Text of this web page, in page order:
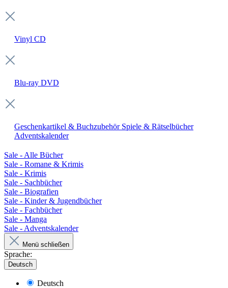
Vinyl CD
Blu-ray DVD
Geschenkartikel & Buchzubehör Spiele & Rätselbücher
Adventskalender
Sale - Alle Bücher
Sale - Romane & Krimis
Sale - Krimis
Sale - Sachbücher
Sale - Biografien
Sale - Kinder & Jugendbücher
Sale - Fachbücher
Sale - Manga
Sale - Adventskalender
Menü schließen
Sprache:
Deutsch
Deutsch